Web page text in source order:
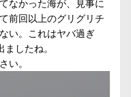
なかった海が、見事に
前回以上のグリグリチ
い。これはヤバ過ぎ
したね。
い。